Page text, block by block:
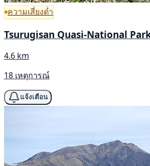
ความเสี่ยงต่ำ
Tsurugisan Quasi-National
4.6 km
18 เหตุการณ์
แจ้งเตือน